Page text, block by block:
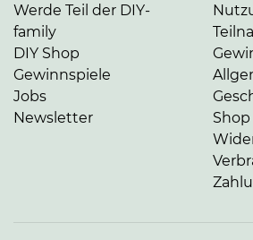
Werde Teil der DIY-
family
DIY Shop
Gewinnspiele
Jobs
Newsletter
Shop